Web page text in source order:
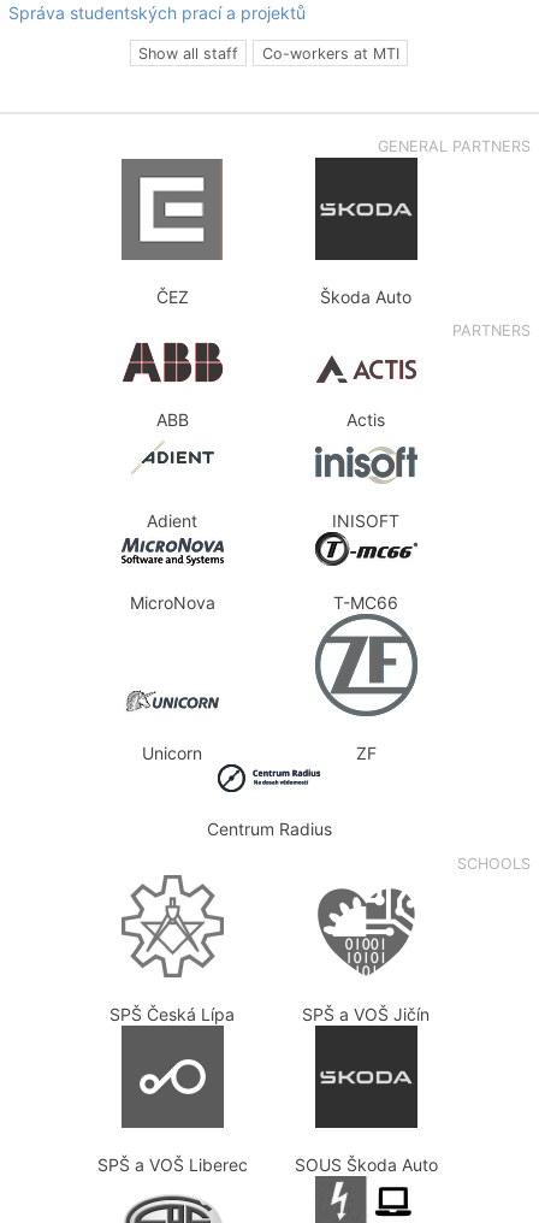
Správa studentských prací a projektů
Show all staff Co-workers at MTI
GENERAL PARTNERS
ČEZ Škoda Auto
PARTNERS
ABB Actis
Adient INISOFT
MicroNova T-MC66
Unicorn ZF
Centrum Radius
SCHOOLS
SPŠ Česká Lípa SPŠ a VOŠ Jičín
SPŠ a VOŠ Liberec SOUS Škoda Auto